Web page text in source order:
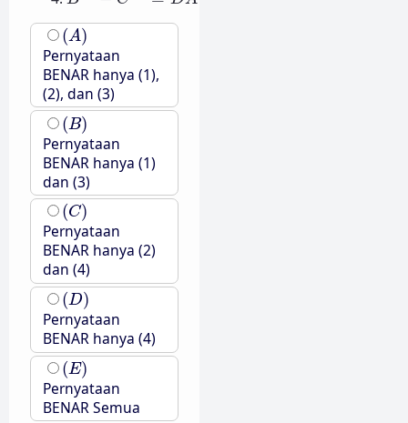
(A)
(A)
Pernyataan
BENAR hanya (1),
(2), dan (3)
(B)
(B)
Pernyataan
BENAR hanya (1)
dan (3)
(C)
(C)
Pernyataan
BENAR hanya (2)
dan (4)
(D)
(D)
Pernyataan
BENAR hanya (4)
(E)
(E)
Pernyataan
BENAR Semua